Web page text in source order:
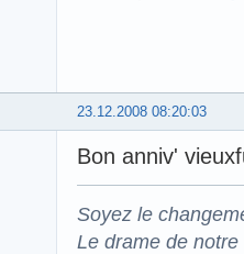
23.12.2008 08:20:03
Bon anniv'
Soyez le
Le drame de